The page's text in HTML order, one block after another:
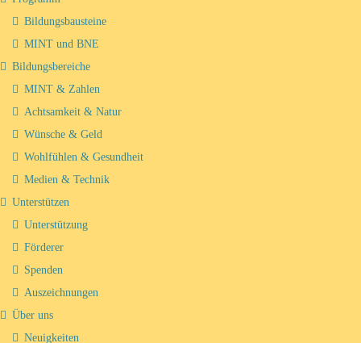
Bildungsbausteine
MINT und BNE
Bildungsbereiche
MINT & Zahlen
Achtsamkeit & Natur
Wünsche & Geld
Wohlfühlen & Gesundheit
Medien & Technik
Unterstützen
Unterstützung
Förderer
Spenden
Auszeichnungen
Über uns
Neuigkeiten